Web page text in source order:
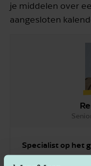
je middelen over
aangesloten
Specialist op het
Niets is zo